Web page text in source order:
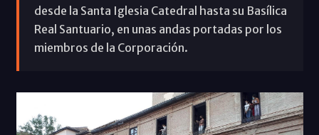
desde la Santa Iglesia Catedral hasta su Basílica
Real Santuario, en unas andas portadas por los
miembros de la Corporación.